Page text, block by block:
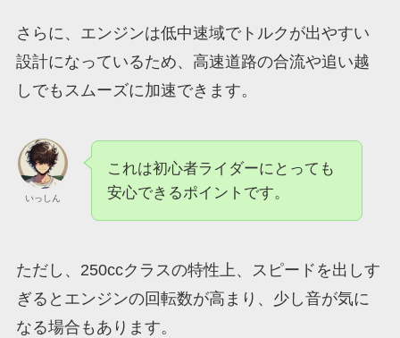
さらに、エンジンは低中速域でトルクが出やすい
設計になっているため、高速道路の合流や追い越
しでもスムーズに加速できます。
いっしん
これは初心者ライダーにとっても
安心できるポイントです。
ただし、250ccクラスの特性上、スピードを出しす
ぎるとエンジンの回転数が高まり、少し音が気に
なる場合もあります。